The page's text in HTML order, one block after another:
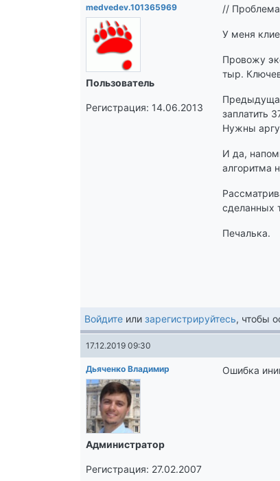
medvedev.101365969
Пользователь
Регистрация: 14.06.2013
// Проблема
У меня
Провожу
тыр.
заплатить
Нужны
И да,
алгоритма
сделанных
Печалька.
Войдите или зарегистрируйтесь, чтобы
17.12.2019 09:30
Дьяченко Владимир
Администратор
Регистрация: 27.02.2007
Ошибка